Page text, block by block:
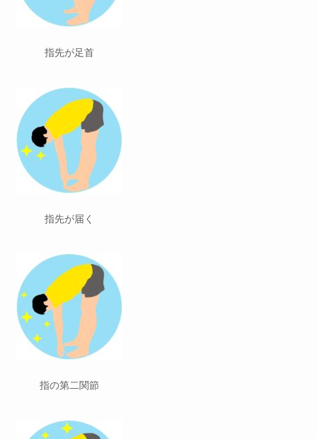
指先が足首
指先が届く
指の第二関節